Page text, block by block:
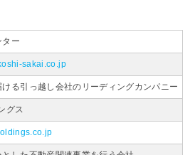
ター
sakai.co.jp
る引っ越し会社のリーディングカンパニー
グス